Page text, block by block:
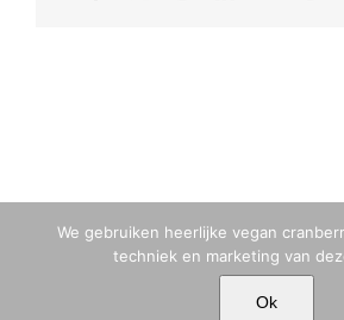
© MARIA TIQWAH VAN ELDIK MUSA | T.
We gebruiken heerlijke vegan
techniek en marketing van
Ok